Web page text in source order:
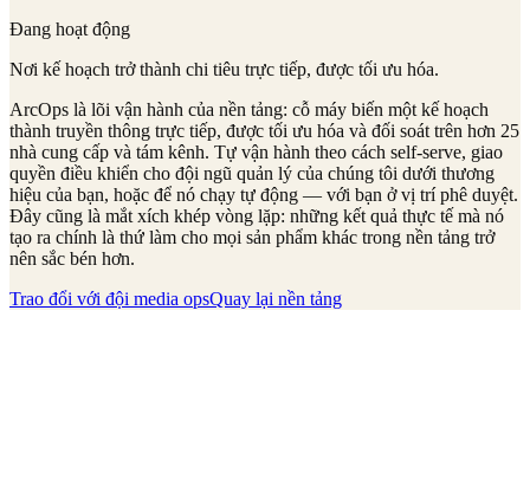
Đang hoạt động
Nơi kế hoạch trở thành chi tiêu trực tiếp, được tối ưu hóa.
ArcOps là lõi vận hành của nền tảng: cỗ máy biến một kế hoạch
thành truyền thông trực tiếp, được tối ưu hóa và đối soát trên hơn 25
nhà cung cấp và tám kênh. Tự vận hành theo cách self-serve, giao
quyền điều khiển cho đội ngũ quản lý của chúng tôi dưới thương
hiệu của bạn, hoặc để nó chạy tự động — với bạn ở vị trí phê duyệt.
Đây cũng là mắt xích khép vòng lặp: những kết quả thực tế mà nó
tạo ra chính là thứ làm cho mọi sản phẩm khác trong nền tảng trở
nên sắc bén hơn.
Trao đổi với đội media opsQuay lại nền tảng